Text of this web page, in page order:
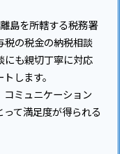
島を所轄する税務署
税の税金の納税相談
にも親切丁寧に対応
します。
ミュニケーション
て満足度が得られる